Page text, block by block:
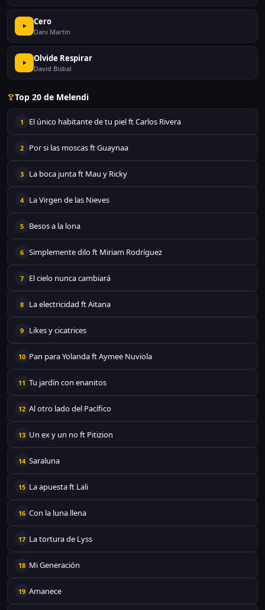
Cero
Dani Martin
Olvide Respirar
David Bisbal
Top 20 de Melendi
1 El único habitante de tu piel ft Carlos Rivera
2 Por si las moscas ft Guaynaa
3 La boca junta ft Mau y Ricky
4 La Virgen de las Nieves
5 Besos a la lona
6 Simplemente dilo ft Miriam Rodríguez
7 El cielo nunca cambiará
8 La electricidad ft Aitana
9 Likes y cicatrices
10 Pan para Yolanda ft Aymee Nuviola
11 Tu jardín con enanitos
12 Al otro lado del Pacífico
13 Un ex y un no ft Pitizion
14 Saraluna
15 La apuesta ft Lali
16 Con la luna llena
17 La tortura de Lyss
18 Mi Generación
19 Amanece